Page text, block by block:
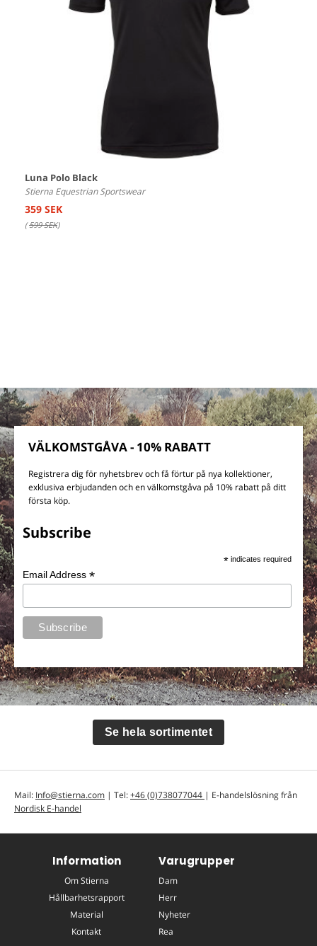
Luna Polo Black
Stierna Equestrian Sportswear
359 SEK
(599 SEK)
VÄLKOMSTGÅVA - 10% RABATT
Registrera dig för nyhetsbrev och få förtur på nya kollektioner,
exklusiva erbjudanden och en välkomstgåva på 10% rabatt på ditt
första köp.
Subscribe
* indicates required
Email Address*
Se hela sortimentet
Mail: Info@stierna.com | Tel:+46 (0)738077044 | E-handelslösning från
Nordisk E-handel
Information
Om Stierna
Hållbarhetsrapport
Material
Kontakt
Varugrupper
Dam
Herr
Nyheter
Rea